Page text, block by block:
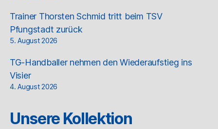
Trainer Thorsten Schmid tritt beim TSV
Pfungstadt zurück
5. August 2026
TG-Handballer nehmen den Wiederaufstieg ins
Visier
4. August 2026
Unsere Kollektion